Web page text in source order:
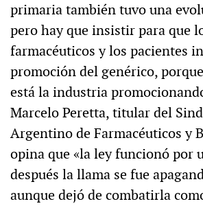
primaria también tuvo una
pero hay que insistir para que
farmacéuticos y los pacientes
promoción del genérico,
está la industria
Marcelo Peretta, titular del
Argentino de Farmacéuticos y
opina que «la ley funcionó por
después la llama se fue
aunque dejó de combatirla